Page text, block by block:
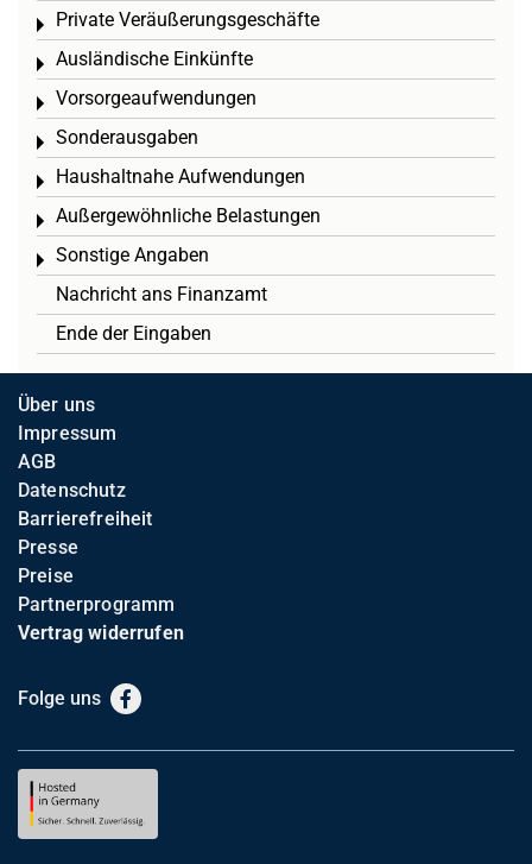
Private Veräußerungsgeschäfte
Toggle menu
Ausländische Einkünfte
Toggle menu
Vorsorgeaufwendungen
Toggle menu
Sonderausgaben
Toggle menu
Haushaltnahe Aufwendungen
Toggle menu
Außergewöhnliche Belastungen
Toggle menu
Sonstige Angaben
Toggle menu
Nachricht ans Finanzamt
Ende der Eingaben
Über uns
Impressum
AGB
Datenschutz
Barrierefreiheit
Presse
Preise
Partnerprogramm
Vertrag widerrufen
Folge uns Facebook